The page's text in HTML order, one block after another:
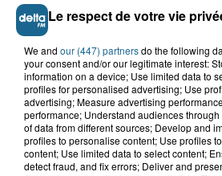
Le respect de votre vie
We and our (447) partnersdo the following
your consent and/or our legitimate interest:
information on a device; Use limited data to
profiles for personalised advertising; Use
advertising; Measure advertising
performance; Understand audiences
of data from different sources; Develop and
profiles to personalise content; Use profiles
content; Use limited data to select content;
detect fraud, and fix errors; Deliver and